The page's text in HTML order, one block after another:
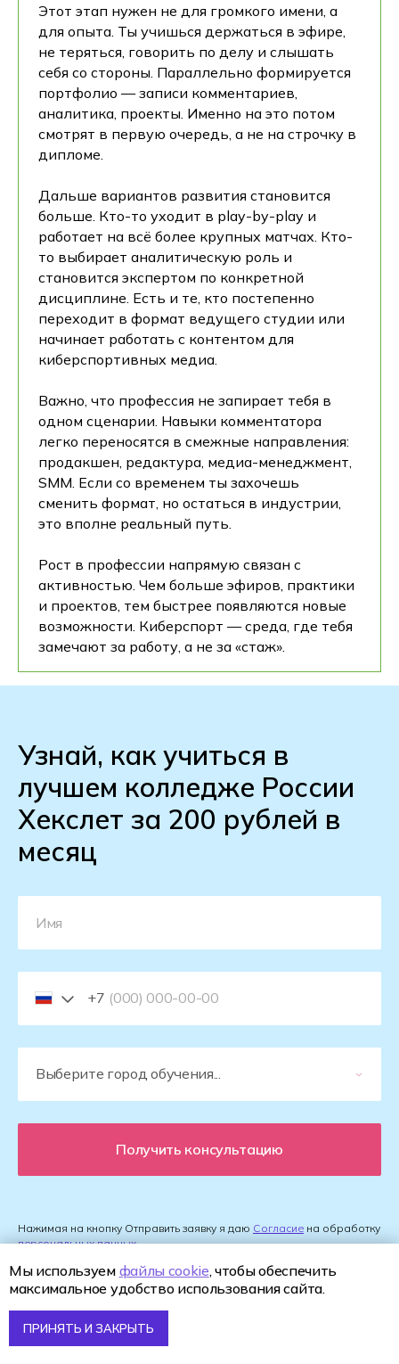
Этот этап нужен не для громкого имени, а
для опыта. Ты учишься держаться в эфире,
не теряться, говорить по делу и слышать
себя со стороны. Параллельно формируется
портфолио — записи комментариев,
аналитика, проекты. Именно на это потом
смотрят в первую очередь, а не на строчку в
дипломе.
Дальше вариантов развития становится
больше. Кто-то уходит в play-by-play и
работает на всё более крупных матчах. Кто-
то выбирает аналитическую роль и
становится экспертом по конкретной
дисциплине. Есть и те, кто постепенно
переходит в формат ведущего студии или
начинает работать с контентом для
киберспортивных медиа.
Важно, что профессия не запирает тебя в
одном сценарии. Навыки комментатора
легко переносятся в смежные направления:
продакшен, редактура, медиа-менеджмент,
SMM. Если со временем ты захочешь
сменить формат, но остаться в индустрии,
это вполне реальный путь.
Рост в профессии напрямую связан с
активностью. Чем больше эфиров, практики
и проектов, тем быстрее появляются новые
возможности. Киберспорт — среда, где тебя
замечают за работу, а не за «стаж».
Узнай, как учиться в
лучшем колледже России
Хекслет за 200 рублей в
месяц
+7
Получить консультацию
Нажимая на кнопку Отправить заявку я даю Согласие на обработку
персональных данных
Мы используем файлы cookie, чтобы обеспечить
максимальное удобство использования сайта.
ПРИНЯТЬ И ЗАКРЫТЬ